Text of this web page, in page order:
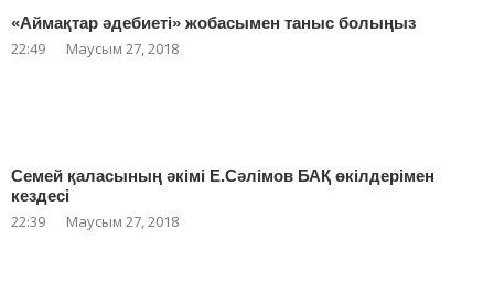
«Аймақтар әдебиеті» жобасымен таныс болыңыз
22:49 Маусым 27, 2018
Семей қаласының әкімі Е.Сәлімов БАҚ өкілдерімен
кездесі
22:39 Маусым 27, 2018